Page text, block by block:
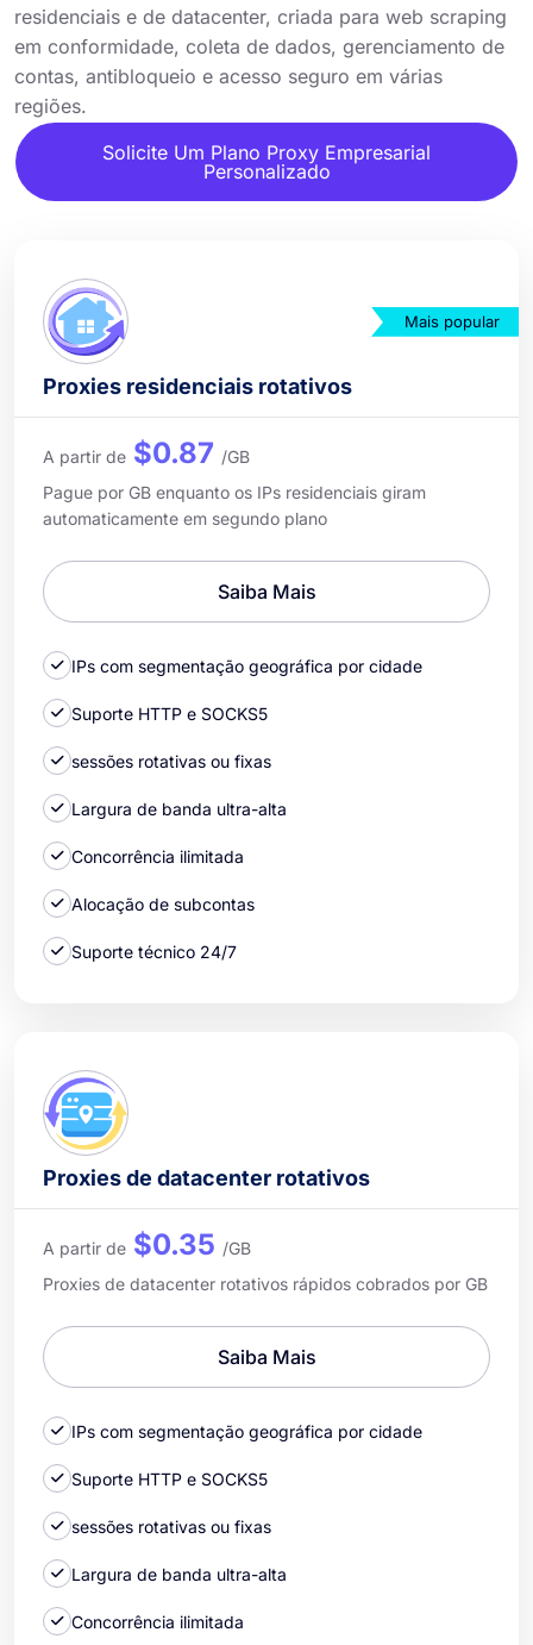
residenciais e de datacenter, criada para web scraping
em conformidade, coleta de dados, gerenciamento de
contas, antibloqueio e acesso seguro em várias
regiões.
Solicite Um Plano Proxy Empresarial
Personalizado
Mais popular
Proxies residenciais rotativos
A partir de $0.87 /GB
Pague por GB enquanto os IPs residenciais giram
automaticamente em segundo plano
Saiba Mais
IPs com segmentação geográfica por cidade
Suporte HTTP e SOCKS5
sessões rotativas ou fixas
Largura de banda ultra-alta
Concorrência ilimitada
Alocação de subcontas
Suporte técnico 24/7
Proxies de datacenter rotativos
A partir de $0.35 /GB
Proxies de datacenter rotativos rápidos cobrados por GB
Saiba Mais
IPs com segmentação geográfica por cidade
Suporte HTTP e SOCKS5
sessões rotativas ou fixas
Largura de banda ultra-alta
Concorrência ilimitada